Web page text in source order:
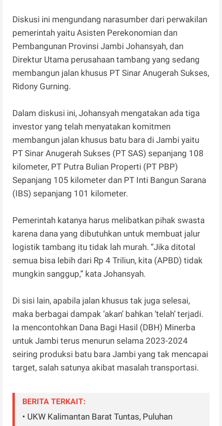
Diskusi ini mengundang narasumber dari perwakilan
pemerintah yaitu Asisten Perekonomian dan
Pembangunan Provinsi Jambi Johansyah, dan
Direktur Utama perusahaan tambang yang sedang
membangun jalan khusus PT Sinar Anugerah Sukses,
Ridony Gurning.
Dalam diskusi ini, Johansyah mengatakan ada tiga
investor yang telah menyatakan komitmen
membangun jalan khusus batu bara di Jambi yaitu
PT Sinar Anugerah Sukses (PT SAS) sepanjang 108
kilometer, PT Putra Bulian Properti (PT PBP)
Sepanjang 105 kilometer dan PT Inti Bangun Sarana
(IBS) sepanjang 101 kilometer.
Pemerintah katanya harus melibatkan pihak swasta
karena dana yang dibutuhkan untuk membuat jalur
logistik tambang itu tidak lah murah. “Jika ditotal
semua bisa lebih dari Rp 4 Triliun, kita (APBD) tidak
mungkin sanggup,” kata Johansyah.
Di sisi lain, apabila jalan khusus tak juga selesai,
maka berbagai dampak ‘akan’ bahkan ‘telah’ terjadi.
Ia mencontohkan Dana Bagi Hasil (DBH) Minerba
untuk Jambi terus menurun selama 2023-2024
seiring produksi batu bara Jambi yang tak mencapai
target, salah satunya akibat masalah transportasi.
BERITA TERKAIT:
• UKW Kalimantan Barat Tuntas, Puluhan